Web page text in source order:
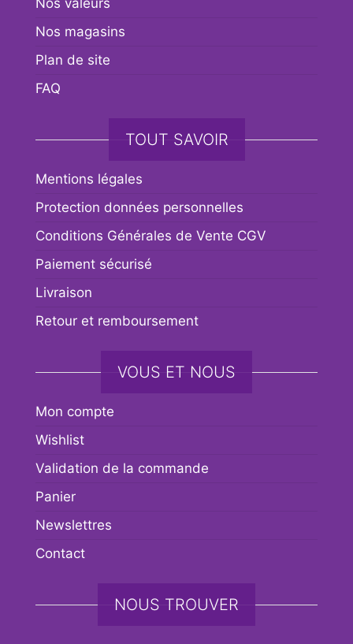
Nos valeurs
Nos magasins
Plan de site
FAQ
TOUT SAVOIR
Mentions légales
Protection données personnelles
Conditions Générales de Vente CGV
Paiement sécurisé
Livraison
Retour et remboursement
VOUS ET NOUS
Mon compte
Wishlist
Validation de la commande
Panier
Newslettres
Contact
NOUS TROUVER